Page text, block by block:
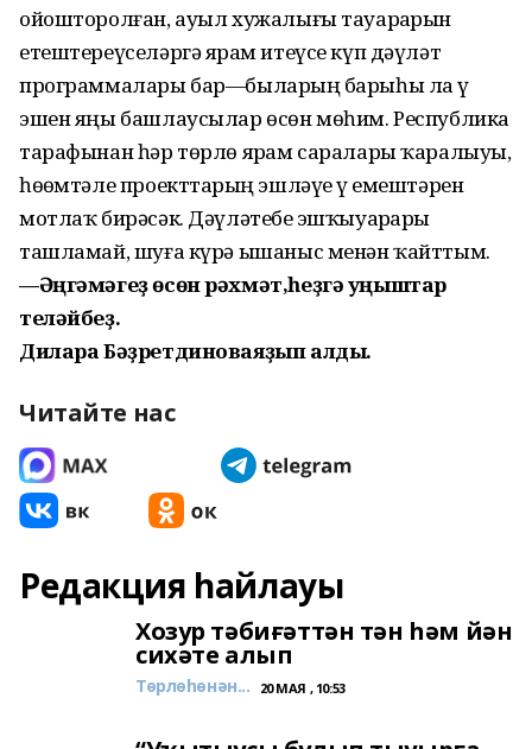
ойошторолған, ауыл хужалығы тауарҙарын
етештереүселәргә ярҙам итеүсе күп дәүләт
программалары бар—быларҙың барыһы ла үҙ
эшен яңы башлаусылар өсөн мөһим. Республика
тарафынан һәр төрлө ярҙам саралары ҡаралыуы,
һөҙөмтәле проекттарҙың эшләүе үҙ емештәрен
мотлаҡ бирәсәк. Дәүләтебеҙ эшҡыуарҙарҙы
ташламай, шуға күрә ышаныс менән ҡайттым.
—Әңгәмәгеҙ өсөн рәхмәт,һеҙгә уңыштар
теләйбеҙ.
Дилара Бәҙретдиноваяҙып алды.
Читайте нас
Редакция һайлауы
Хозур тәбиғәттән тән һәм йән
сихәте алып
Төрлөһөнән... 20 МАЯ , 10:53